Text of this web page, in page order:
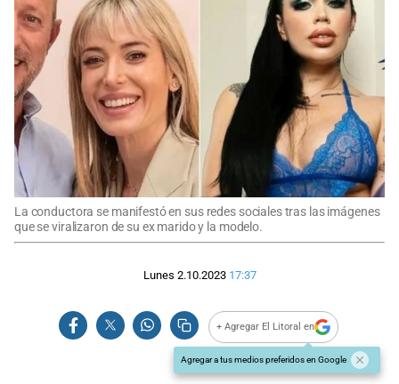
La conductora se manifestó en sus redes sociales tras las imágenes
que se viralizaron de su ex marido y la modelo.
Lunes 2.10.2023 17:37
+ Agregar El Litoral en
Agregar a tus medios preferidos en Google